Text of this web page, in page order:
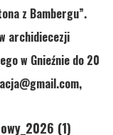
z Bambergu”.
archidiecezji
w Gnieźnie do 20
(1)